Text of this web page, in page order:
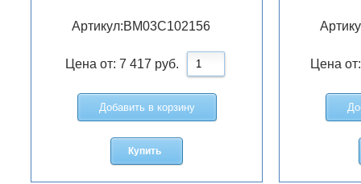
Артикул:BM03C102156
Цена от:7 417 руб.
Добавить в корзину
Купить
Цена